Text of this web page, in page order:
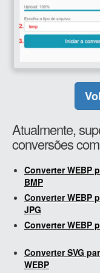
Atualmente,
conversões
Converter WEBP
BMP
Converter WEBP
JPG
Converter WEBP
Converter SVG
WEBP